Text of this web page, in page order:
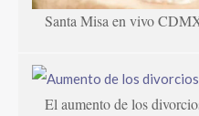
Santa Misa en vivo
El aumento de los